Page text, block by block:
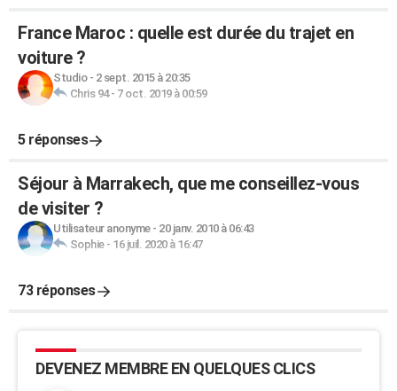
France Maroc : quelle est durée du trajet en
voiture ?
Studio- 2 sept. 2015 à 20:35
Chris 94- 7 oct. 2019 à 00:59
5 réponses
Séjour à Marrakech, que me conseillez-vous
de visiter ?
Utilisateur anonyme- 20 janv. 2010 à 06:43
Sophie- 16 juil. 2020 à 16:47
73 réponses
DEVENEZ MEMBRE EN QUELQUES CLICS